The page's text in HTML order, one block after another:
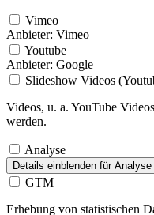
Vimeo
Anbieter: Vimeo
Youtube
Anbieter: Google
Slideshow Videos
Videos, u. a. YouTube
werden.
Analyse
Details einblenden für Analyse
GTM
Erhebung von statistischen